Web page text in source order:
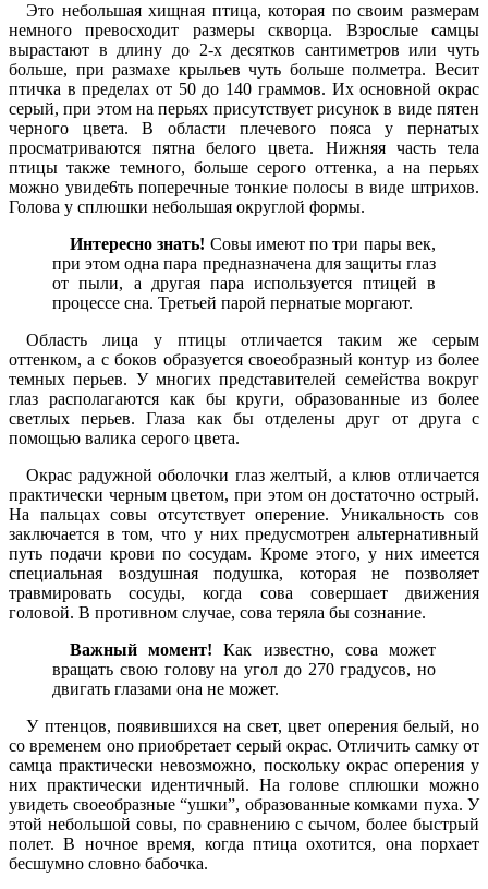
Это небольшая хищная птица, которая по своим размерам
немного превосходит размеры скворца. Взрослые самцы
вырастают в длину до 2-х десятков сантиметров или чуть
больше, при размахе крыльев чуть больше полметра. Весит
птичка в пределах от 50 до 140 граммов. Их основной окрас
серый, при этом на перьях присутствует рисунок в виде пятен
черного цвета. В области плечевого пояса у пернатых
просматриваются пятна белого цвета. Нижняя часть тела
птицы также темного, больше серого оттенка, а на перьях
можно увиде6ть поперечные тонкие полосы в виде штрихов.
Голова у сплюшки небольшая округлой формы.
Интересно знать! Совы имеют по три пары век,
при этом одна пара предназначена для защиты глаз
от пыли, а другая пара используется птицей в
процессе сна. Третьей парой пернатые моргают.
Область лица у птицы отличается таким же серым
оттенком, а с боков образуется своеобразный контур из более
темных перьев. У многих представителей семейства вокруг
глаз располагаются как бы круги, образованные из более
светлых перьев. Глаза как бы отделены друг от друга с
помощью валика серого цвета.
Окрас радужной оболочки глаз желтый, а клюв отличается
практически черным цветом, при этом он достаточно острый.
На пальцах совы отсутствует оперение. Уникальность сов
заключается в том, что у них предусмотрен альтернативный
путь подачи крови по сосудам. Кроме этого, у них имеется
специальная воздушная подушка, которая не позволяет
травмировать сосуды, когда сова совершает движения
головой. В противном случае, сова теряла бы сознание.
Важный момент! Как известно, сова может
вращать свою голову на угол до 270 градусов, но
двигать глазами она не может.
У птенцов, появившихся на свет, цвет оперения белый, но
со временем оно приобретает серый окрас. Отличить самку от
самца практически невозможно, поскольку окрас оперения у
них практически идентичный. На голове сплюшки можно
увидеть своеобразные “ушки”, образованные комками пуха. У
этой небольшой совы, по сравнению с сычом, более быстрый
полет. В ночное время, когда птица охотится, она порхает
бесшумно словно бабочка.